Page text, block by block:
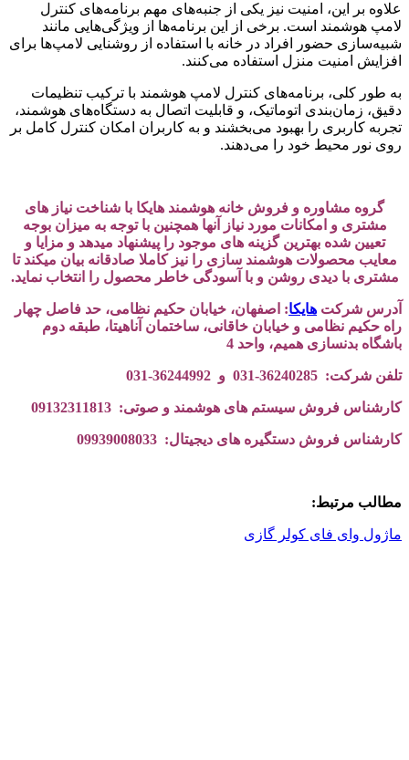
علاوه بر این، امنیت نیز یکی از جنبه‌های مهم برنامه‌های کنترل
لامپ هوشمند است. برخی از این برنامه‌ها از ویژگی‌هایی مانند
شبیه‌سازی حضور افراد در خانه با استفاده از روشنایی لامپ‌ها برای
افزایش امنیت منزل استفاده می‌کنند.
به طور کلی، برنامه‌های کنترل لامپ هوشمند با ترکیب تنظیمات
دقیق، زمان‌بندی اتوماتیک، و قابلیت اتصال به دستگاه‌های هوشمند،
تجربه کاربری را بهبود می‌بخشند و به کاربران امکان کنترل کامل بر
روی نور محیط خود را می‌دهند.
گروه مشاوره و فروش خانه هوشمند هایکا با شناخت نیاز های
مشتری و امکانات مورد نیاز آنها همچنین با توجه به میزان بوجه
تعیین شده بهترین گزینه های موجود را پیشنهاد میدهد و مزایا و
معایب محصولات هوشمند سازی را نیز کاملا صادقانه بیان میکند تا
مشتری با دیدی روشن و با آسودگی خاطر محصول را انتخاب نماید.
آدرس شرکت هایکا: اصفهان، خیابان حکیم نظامی، حد فاصل چهار
راه حکیم نظامی و خیابان خاقانی، ساختمان آناهیتا، طبقه دوم
باشگاه بدنسازی همیم، واحد 4
تلفن شرکت: 36240285-031 و 36244992-031
کارشناس فروش سیستم های هوشمند و صوتی: 09132311813
کارشناس فروش دستگیره های دیجیتال: 09939008033
مطالب مرتبط:
ماژول وای فای کولر گازی